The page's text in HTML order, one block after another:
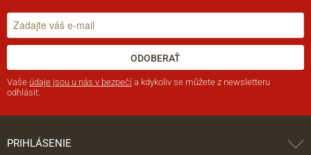
ODOBERAŤ
Vaše údaje jsou u nás v bezpečí a kdykoliv se můžete z newsletteru
odhlásit.
PRIHLÁSENIE